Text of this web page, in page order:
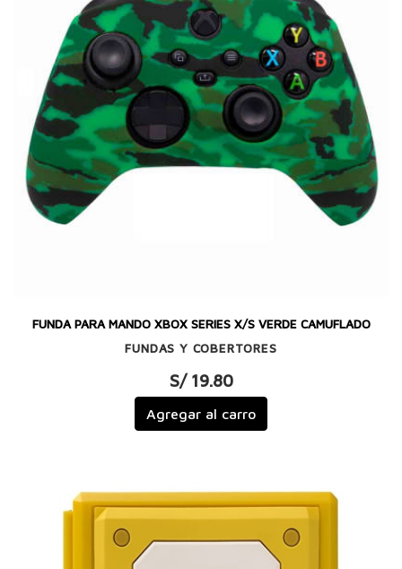
FUNDA PARA MANDO XBOX SERIES X/S VERDE CAMUFLADO
FUNDAS Y COBERTORES
S/ 19.80
Agregar al carro